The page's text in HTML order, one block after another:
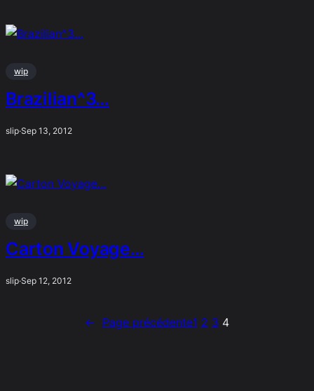
wip
Brazilian^3…
slip·Sep 13, 2012
wip
Carton Voyage…
slip·Sep 12, 2012
← Page précédente1 2 3 4